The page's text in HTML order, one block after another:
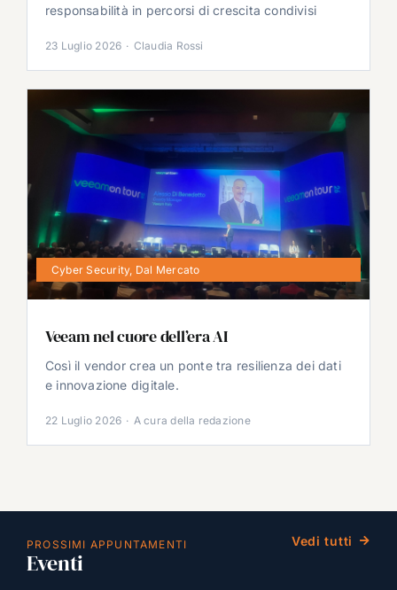
responsabilità in percorsi di crescita condivisi
23 Luglio 2026 · Claudia Rossi
Cyber Security, Dal Mercato
Veeam nel cuore dell’era AI
Così il vendor crea un ponte tra resilienza dei dati
e innovazione digitale.
22 Luglio 2026 · A cura della redazione
PROSSIMI APPUNTAMENTI
Eventi
Vedi tutti